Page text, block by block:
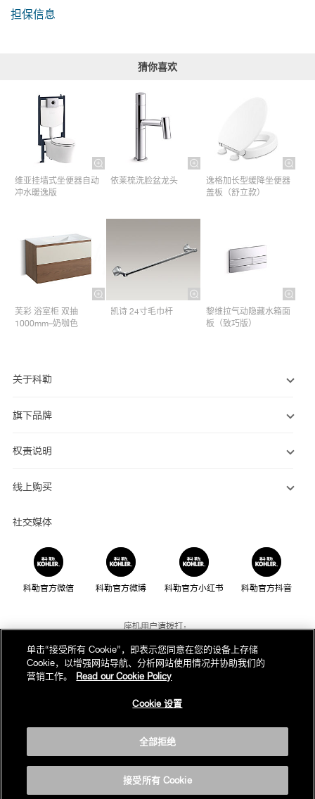
担保信息
猜你喜欢
维亚挂墙式坐便器自动
冲水暖逸版
依莱梳洗脸盆龙头
逸格加长型缓降坐便器
盖板（舒立款）
芙彩 浴室柜 双抽
1000mm–奶咖色
凯诗 24寸毛巾杆​
黎维拉气动隐藏水箱面
板（致巧版）
关于科勒
旗下品牌
权责说明
线上购买
社交媒体
科勒官方微信 科勒官方微博 科勒官方小红书 科勒官方抖音
座机用户请拨打：
800-820-2628
手机用户请拨打：
400-820-2628
我们的电话服务时间为：
版权为科勒(中国)投资有限公司所有©2019
沪ICP备05026969号-1
单击“接受所有 Cookie”，即表示您同意在您的设备上存储
Cookie，以增强网站导航、分析网站使用情况并协助我们的
营销工作。
Read our Cookie Policy
Cookie 设置
全部拒绝
接受所有 Cookie